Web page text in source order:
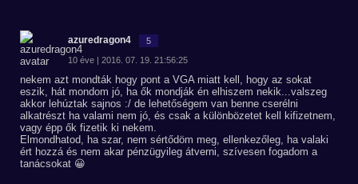
azuredragon4 5
10 éve | 2016. 07. 19. 21:56:25
nekem azt mondták hogy pont a VGA miatt kell, hogy az sokat
eszik, hát mondom jó, ha ők mondják én elhiszem nekik...valszeg
akkor lehúztak sajnos :/ de lehetőségem van benne cserélni
alkatrészt ha valami nem jó, és csak a különbözetet kell kifizetnem,
vagy épp ők fizetik ki nekem.
Elmondhatod, ha szar, nem sértődöm meg, ellenkezőleg, ha valaki
ért hozzá és nem akar pénzügyileg átverni, szívesen fogadom a
tanácsokat 😀